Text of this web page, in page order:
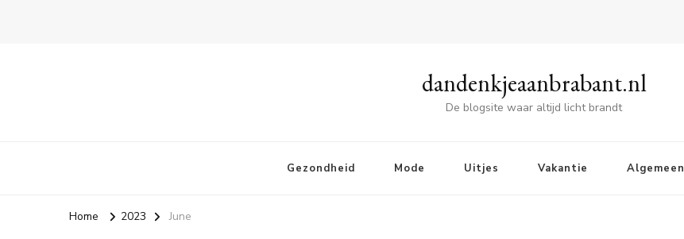
dandenkjeaanbrabant.nl
De blogsite waar altijd licht brandt
Gezondheid Mode Uitjes Vakantie Algemeen
Home 2023 June